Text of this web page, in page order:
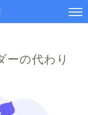
ーの代わり